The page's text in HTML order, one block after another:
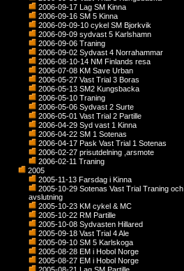
2006-09-17 Lag SM Kinna
2006-09-16 SM 5 Kinna
2006-09-09-10 cykel SM Bjorkvik
2006-09-09 sydvast 5 Karlshamn
2006-09-06 Traning
2006-09-02 Sydvast 4 Norrahammar
2006-08-10-14 NM Finlands resa
2006-07-08 KM Save Urban
2006-05-27 Vast Trial 3 Boras
2006-05-13 SM2 Kungsbacka
2006-05-10 Traning
2006-05-06 Sydvast 2 Surte
2006-05-01 Vast Trial 2 Partille
2006-04-29 Syd vast 1 Kinna
2006-04-22 SM 1 Sotenas
2006-04-17 Pask Vast Trial 1 Sotenas
2006-02-27 prisutdelning ,arsmote
2006-02-11 Traning
2005
2005-11-13 Farsdag i Kinna
2005-10-29 Sotenas Vast Trial Traning och
avslutning
2005-10-23 KM cykel & MC
2005-10-22 RM Partille
2005-10-08 Sydvasten Hillared
2005-09-18 Vast Trial 4 Ale
2005-09-10 SM 5 Karlskoga
2005-08-28 EM i Hobol Norge
2005-08-27 EM i Hobol Norge